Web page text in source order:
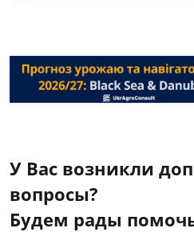
У Вас возникли
вопросы?
Будем рады